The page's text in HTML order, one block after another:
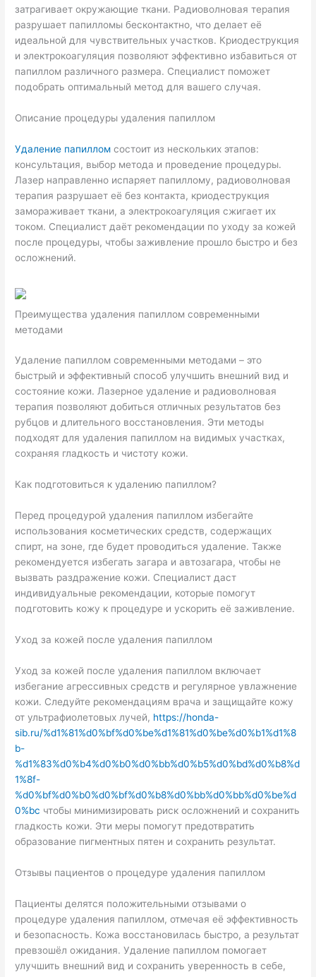
затрагивает окружающие ткани. Радиоволновая терапия
разрушает папилломы бесконтактно, что делает её
идеальной для чувствительных участков. Криодеструкция
и электрокоагуляция позволяют эффективно избавиться от
папиллом различного размера. Специалист поможет
подобрать оптимальный метод для вашего случая.
Описание процедуры удаления папиллом
Удаление папиллом состоит из нескольких этапов:
консультация, выбор метода и проведение процедуры.
Лазер направленно испаряет папиллому, радиоволновая
терапия разрушает её без контакта, криодеструкция
замораживает ткани, а электрокоагуляция сжигает их
током. Специалист даёт рекомендации по уходу за кожей
после процедуры, чтобы заживление прошло быстро и без
осложнений.
Преимущества удаления папиллом современными
методами
Удаление папиллом современными методами – это
быстрый и эффективный способ улучшить внешний вид и
состояние кожи. Лазерное удаление и радиоволновая
терапия позволяют добиться отличных результатов без
рубцов и длительного восстановления. Эти методы
подходят для удаления папиллом на видимых участках,
сохраняя гладкость и чистоту кожи.
Как подготовиться к удалению папиллом?
Перед процедурой удаления папиллом избегайте
использования косметических средств, содержащих
спирт, на зоне, где будет проводиться удаление. Также
рекомендуется избегать загара и автозагара, чтобы не
вызвать раздражение кожи. Специалист даст
индивидуальные рекомендации, которые помогут
подготовить кожу к процедуре и ускорить её заживление.
Уход за кожей после удаления папиллом
Уход за кожей после удаления папиллом включает
избегание агрессивных средств и регулярное увлажнение
кожи. Следуйте рекомендациям врача и защищайте кожу
от ультрафиолетовых лучей, https://honda-
sib.ru/%d1%81%d0%bf%d0%be%d1%81%d0%be%d0%b1%d1%8
b-
%d1%83%d0%b4%d0%b0%d0%bb%d0%b5%d0%bd%d0%b8%d
1%8f-
%d0%bf%d0%b0%d0%bf%d0%b8%d0%bb%d0%bb%d0%be%d
0%bc чтобы минимизировать риск осложнений и сохранить
гладкость кожи. Эти меры помогут предотвратить
образование пигментных пятен и сохранить результат.
Отзывы пациентов о процедуре удаления папиллом
Пациенты делятся положительными отзывами о
процедуре удаления папиллом, отмечая её эффективность
и безопасность. Кожа восстановилась быстро, а результат
превзошёл ожидания. Удаление папиллом помогает
улучшить внешний вид и сохранить уверенность в себе,